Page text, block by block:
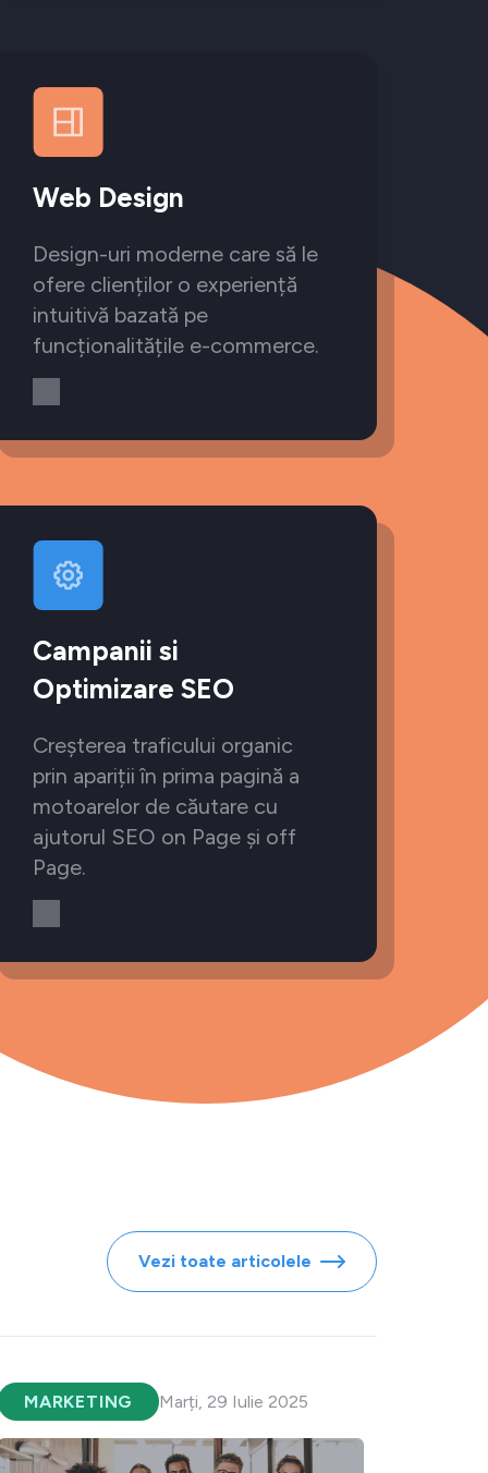
Web Design
Design-uri moderne care să le
ofere clienților o experiență
intuitivă bazată pe
funcționalitățile e-commerce.
Campanii si
Optimizare SEO
Creșterea traficului organic
prin apariții în prima pagină a
motoarelor de căutare cu
ajutorul SEO on Page și off
Page.
Vezi toate articolele
MARKETING Marți, 29 Iulie 2025